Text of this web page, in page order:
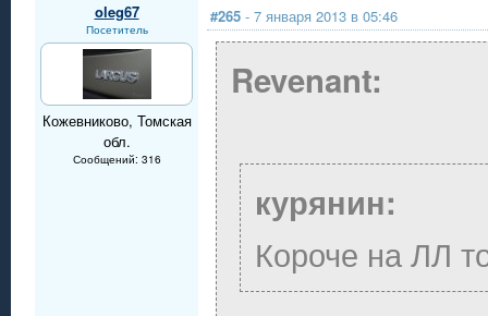
oleg67
Посетитель
Кожевниково, Томская
обл.
Сообщений: 316
#265 - 7 января 2013 в 05:46
Revenant:
курянин:
Короче на ЛЛ